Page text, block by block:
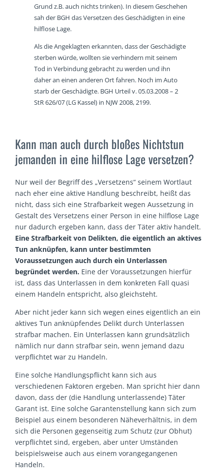
Grund z.B. auch nichts trinken). In diesem Geschehen
sah der BGH das Versetzen des Geschädigten in eine
hilflose Lage.
Als die Angeklagten erkannten, dass der Geschädigte
sterben würde, wollten sie verhindern mit seinem
Tod in Verbindung gebracht zu werden und ihn
daher an einen anderen Ort fahren. Noch im Auto
starb der Geschädigte. BGH Urteil v. 05.03.2008 – 2
StR 626/07 (LG Kassel) in NJW 2008, 2199.
Kann man auch durch bloßes Nichtstun
jemanden in eine hilflose Lage versetzen?
Nur weil der Begriff des „Versetzens“ seinem Wortlaut
nach eher eine aktive Handlung beschreibt, heißt das
nicht, dass sich eine Strafbarkeit wegen Aussetzung in
Gestalt des Versetzens einer Person in eine hilflose Lage
nur dadurch ergeben kann, dass der Täter aktiv handelt.
Eine Strafbarkeit von Delikten, die eigentlich an aktives
Tun anknüpfen, kann unter bestimmten
Voraussetzungen auch durch ein Unterlassen
begründet werden. Eine der Voraussetzungen hierfür
ist, dass das Unterlassen in dem konkreten Fall quasi
einem Handeln entspricht, also gleichsteht.
Aber nicht jeder kann sich wegen eines eigentlich an ein
aktives Tun anknüpfendes Delikt durch Unterlassen
strafbar machen. Ein Unterlassen kann grundsätzlich
nämlich nur dann strafbar sein, wenn jemand dazu
verpflichtet war zu Handeln.
Eine solche Handlungspflicht kann sich aus
verschiedenen Faktoren ergeben. Man spricht hier dann
davon, dass der (die Handlung unterlassende) Täter
Garant ist. Eine solche Garantenstellung kann sich zum
Beispiel aus einem besonderen Näheverhältnis, in dem
sich die Personen gegenseitig zum Schutz (zur Obhut)
verpflichtet sind, ergeben, aber unter Umständen
beispielsweise auch aus einem vorangegangenen
Handeln.